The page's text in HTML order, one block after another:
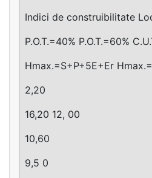
Indici de construibilitate
P.O.T.=40% P.O.T.=60%
Hmax.=S+P+5E+Er
2,20
16,20 12, 00
10,60
9,5 0